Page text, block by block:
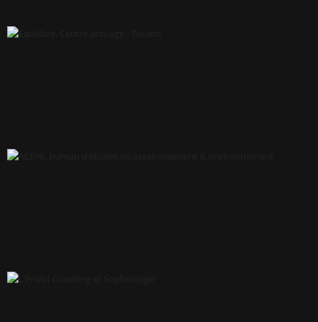
LA FERME DU PRÉ CLOS 44
EQUILIBRE, CENTRE ANTI-ÂGE - TOULON
ACÉNI, BUREAU D’ÉTUDES EN ASSAINISSEMENT &